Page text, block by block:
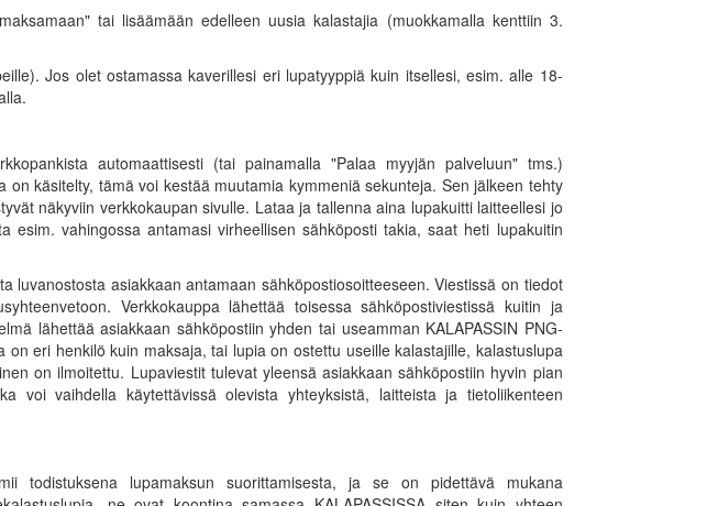
tai lisäämään edelleen uusia kalastajia (muokkamalla kenttiin 3.
Jos olet ostamassa kaverillesi eri lupatyyppiä kuin itsellesi, esim. alle 18-
automaattisesti (tai painamalla "Palaa myyjän palveluun" tms.)
käsitelty, tämä voi kestää muutamia kymmeniä sekunteja. Sen jälkeen tehty
näkyviin verkkokaupan sivulle. Lataa ja tallenna aina lupakuitti laitteellesi jo
esim. vahingossa antamasi virheellisen sähköposti takia, saat heti lupakuitin
luvanostosta asiakkaan antamaan sähköpostiosoitteeseen. Viestissä on tiedot
Verkkokauppa lähettää toisessa sähköpostiviestissä kuitin ja
lähettää asiakkaan sähköpostiin yhden tai useamman KALAPASSIN PNG-
eri henkilö kuin maksaja, tai lupia on ostettu useille kalastajille, kalastuslupa
on ilmoitettu. Lupaviestit tulevat yleensä asiakkaan sähköpostiin hyvin pian
voi vaihdella käytettävissä olevista yhteyksistä, laitteista ja tietoliikenteen
todistuksena lupamaksun suorittamisesta, ja se on pidettävä mukana